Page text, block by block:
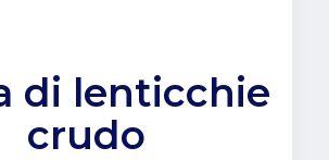
di lenticchie
crudo